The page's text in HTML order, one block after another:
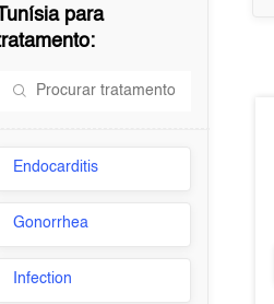
para
Endocarditis
Gonorrhea
Infection